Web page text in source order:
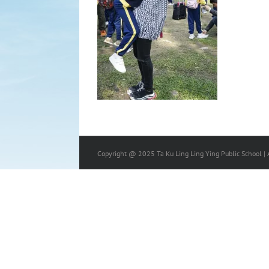
Copyright @ 2025 Ta Ku Ling Ling Ying Public School |